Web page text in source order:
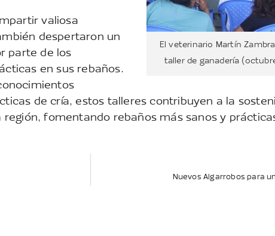
El veterinario Martín
taller de ganadería
valiosa
despertaron un
parte de los
en sus rebaños.
de cría, estos talleres contribuyen a la
región, fomentando rebaños más sanos y
Nuevos Algarrobos para